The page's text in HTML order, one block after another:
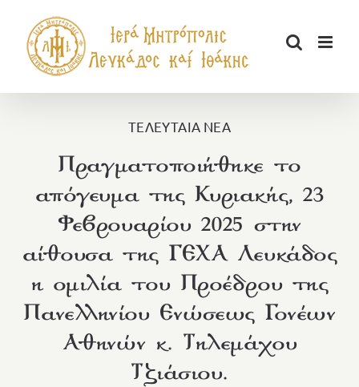
περιεχόμενο
ΤΕΛΕΥΤΑΙΑ ΝΕΑ
Πραγματοποιήθηκε το
απόγευμα της Κυριακής, 23
Φεβρουαρίου 2025 στην
αίθουσα της ΓΕΧΑ Λευκάδος
η ομιλία του Προέδρου της
Πανελληνίου Ενώσεως Γονέων
Αθηνών κ. Τηλεμάχου
Τζιάσιου.